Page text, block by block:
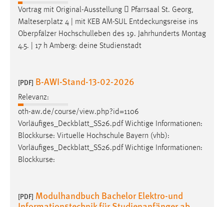
Vortrag mit Original-Ausstellung  Pfarrsaal St. Georg,
Malteserplatz 4 | mit KEB AM-SUL Entdeckungsreise ins
Oberpfälzer Hochschulleben des 19. Jahrhunderts Montag
4.5. | 17 h Amberg: deine Studienstadt
[PDF] B-AWI-Stand-13-02-2026
Relevanz:
oth-aw.de/course/view.php?id=1106
Vorläufiges_Deckblatt_SS26.pdfWichtige Informationen:
Blockkurse: Virtuelle Hochschule Bayern (vhb):
Vorläufiges_Deckblatt_SS26.pdfWichtige Informationen:
Blockkurse:
[PDF] Modulhandbuch Bachelor Elektro-und